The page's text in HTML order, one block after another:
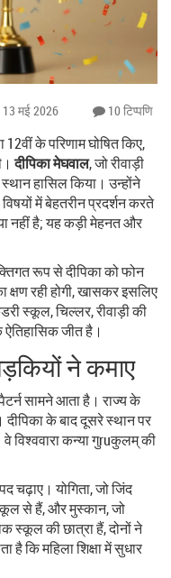
13 मई 2026 10 टिप्पणि
12वीं के परिणाम घोषित किए,
दीपिका मेघवाल, जोरीवाड़ी
हासिल किया। उन्होंने
में बेहतरीन प्रदर्शन करते
नहीं है; यह कड़ी मेहनत और
रूप से दीपिका को फोन
रही होगी, खासकर इसलिए
स्कूल, चिल्लर, रीवाड़ी की
जीत है।
ने कमाए
सामने आता है। राज्य के
दीपिका के बाद दूसरे स्थान पर
वेविश्ववारा कन्या गुruकुलम्की
चढ़ाए।योगिता, जो जिंद
से हैं, औरमुस्कान, जो
स्कूलकी छात्रा हैं, दोनों ने
है कि महिला शिक्षा में सुधार